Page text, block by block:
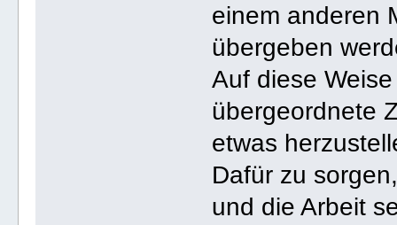
einem anderen
übergeben
Auf diese
übergeordnete
etwas
Dafür zu
und die Arbeit